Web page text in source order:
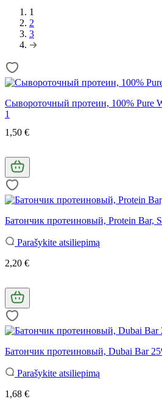
1
2
3
Сывороточный протеин, 100% Pure
1
1,50 €
Батончик протеиновый, Protein Bar,
Parašykite atsiliepimą
2,20 €
Батончик протеиновый, Dubai Bar
Parašykite atsiliepimą
1,68 €